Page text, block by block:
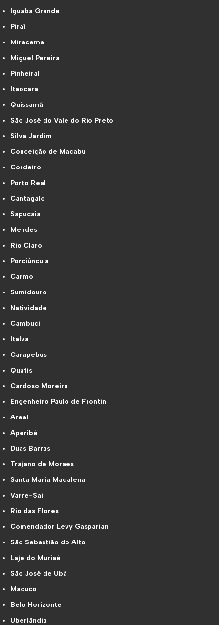
Iguaba Grande
Piraí
Miracema
Miguel Pereira
Pinheiral
Itaocara
Quissamã
São José do Vale do Rio Preto
Silva Jardim
Conceição de Macabu
Cordeiro
Porto Real
Cantagalo
Sapucaia
Mendes
Rio Claro
Porciúncula
Carmo
Sumidouro
Natividade
Cambuci
Italva
Carapebus
Quatis
Cardoso Moreira
Engenheiro Paulo de Frontin
Areal
Aperibé
Duas Barras
Trajano de Moraes
Santa Maria Madalena
Varre-Sai
Rio das Flores
Comendador Levy Gasparian
São Sebastião do Alto
Laje do Muriaé
São José de Ubá
Macuco
Belo Horizonte
Uberlândia